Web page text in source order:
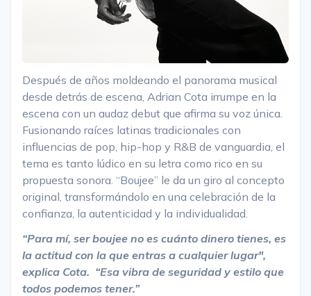
Después de años moldeando el panorama musical
desde detrás de escena, Adrian Cota irrumpe en la
escena con un audaz debut que afirma su voz única.
Fusionando raíces latinas tradicionales con
influencias de pop, hip-hop y R&B de vanguardia, el
tema es tanto lúdico en su letra como rico en su
propuesta sonora. “Boujee” le da un giro al concepto
original, transformándolo en una celebración de la
confianza, la autenticidad y la individualidad.
“Para mí, ser boujee no es cuánto dinero tienes, es
la actitud con la que entras a cualquier lugar",
explica Cota. “Esa vibra de seguridad y estilo que
todos podemos tener.”